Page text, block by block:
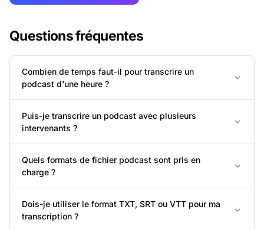
Questions fréquentes
Combien de temps faut-il pour transcrire un
podcast d'une heure ?
Puis-je transcrire un podcast avec plusieurs
intervenants ?
Quels formats de fichier podcast sont pris en
charge ?
Dois-je utiliser le format TXT, SRT ou VTT pour ma
transcription ?